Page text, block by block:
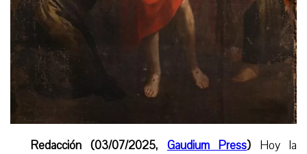
Redacción (03/07/2025, Gaudium Press) Hoy la